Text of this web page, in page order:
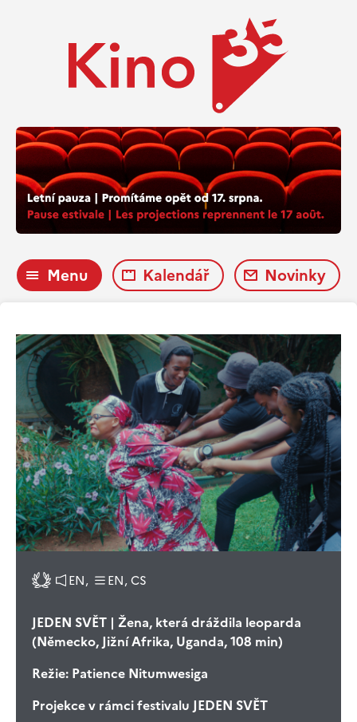
Menu Kalendář Novinky
EN, EN, CS
JEDEN SVĚT | Žena, která dráždila leoparda
(Německo, Jižní Afrika, Uganda, 108 min)
Režie: Patience Nitumwesiga
Projekce v rámci festivalu JEDEN SVĚT